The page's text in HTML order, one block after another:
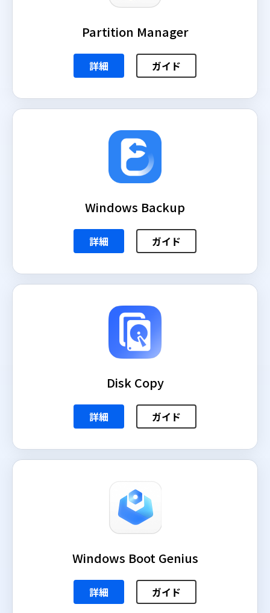
Partition Manager
詳細 ガイド
Windows Backup
詳細 ガイド
Disk Copy
詳細 ガイド
Windows Boot Genius
詳細 ガイド